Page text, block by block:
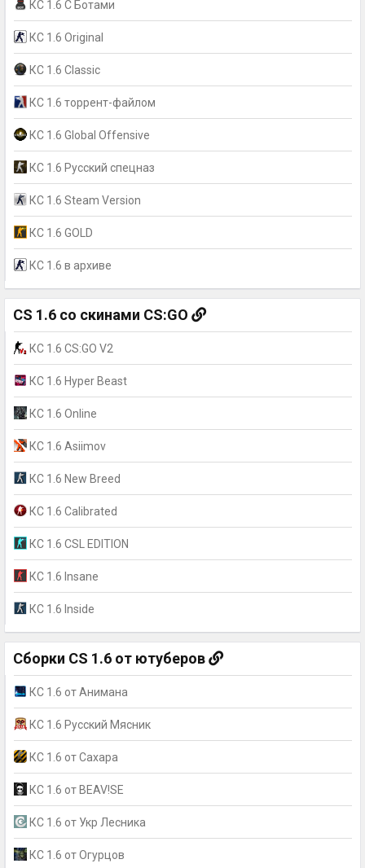
КС 1.6 С Ботами
КС 1.6 Original
КС 1.6 Classic
КС 1.6 торрент-файлом
КС 1.6 Global Offensive
КС 1.6 Русский спецназ
КС 1.6 Steam Version
КС 1.6 GOLD
КС 1.6 в архиве
CS 1.6 со скинами CS:GO
КС 1.6 CS:GO V2
КС 1.6 Hyper Beast
КС 1.6 Online
КС 1.6 Asiimov
КС 1.6 New Breed
КС 1.6 Calibrated
КС 1.6 CSL EDITION
КС 1.6 Insane
КС 1.6 Inside
Сборки CS 1.6 от ютуберов
КС 1.6 от Анимана
КС 1.6 Русский Мясник
КС 1.6 от Сахара
КС 1.6 от BEAV!SE
КС 1.6 от Укр Лесника
КС 1.6 от Огурцов